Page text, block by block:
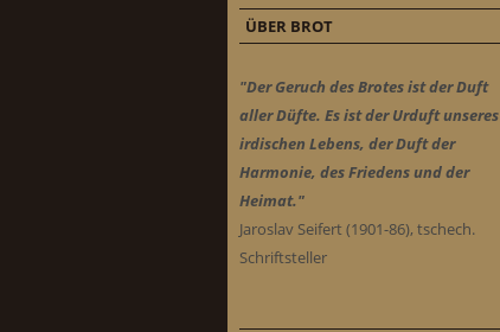
ÜBER BROT
"Der Geruch des Brotes ist der Duft
aller Düfte. Es ist der Urduft unseres
irdischen Lebens, der Duft der
Harmonie, des Friedens und der
Heimat."
Jaroslav Seifert (1901-86), tschech.
Schriftsteller